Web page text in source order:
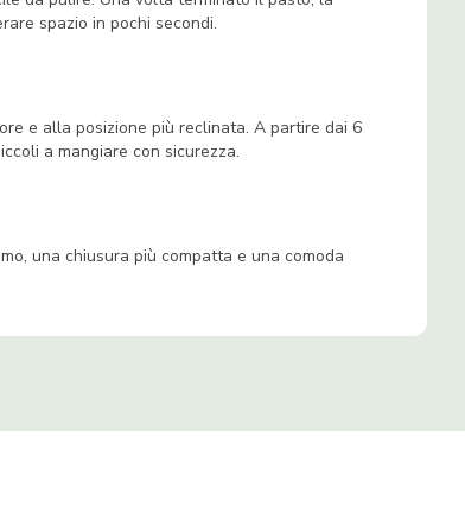
spazio in pochi secondi.
e alla posizione più reclinata. A partire dai 6
a mangiare con sicurezza.
una chiusura più compatta e una comoda